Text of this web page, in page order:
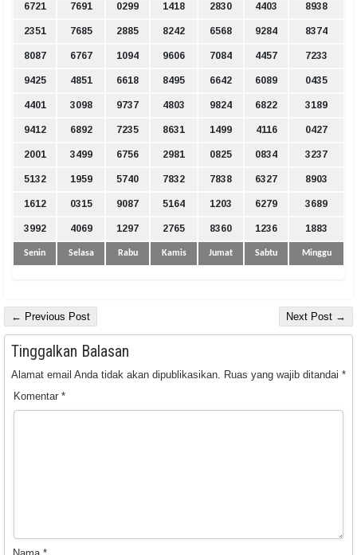
6721 7691 0299 1418 2830 4403 8938
2351 7685 2885 8242 6568 9284 8374
8087 6767 1094 9606 7084 4457 7233
9425 4851 6618 8495 6642 6089 0435
4401 3098 9737 4803 9824 6822 3189
9412 6892 7235 8631 1499 4116 0427
2001 3499 6756 2981 0825 0834 3237
5132 1959 5740 7832 7838 6327 8903
1612 0315 9087 5164 1203 6279 3689
3992 4069 1297 2765 8360 1236 1883
Senin Selasa Rabu Kamis Jumat Sabtu Minggu
← Previous Post Next Post →
Tinggalkan Balasan
Alamat email Anda tidak akan dipublikasikan. Ruas yang wajib ditandai *
Komentar *